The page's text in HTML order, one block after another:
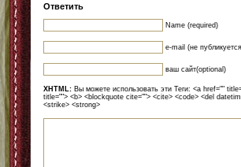
Ответить
Name (required)
e-mail (не
ваш сайт(optional)
XHTML: Вы можете использовать эти Теги: <a href=""
title=""> <b> <blockquote cite=""> <cite> <code> <del
<strike> <strong>